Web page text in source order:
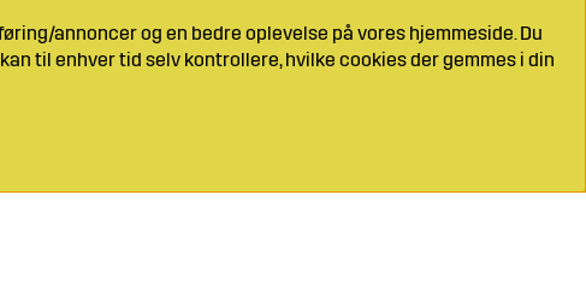
annoncer og en bedre oplevelse på vores hjemmeside. Du
til enhver tid selv kontrollere, hvilke cookies der gemmes i din